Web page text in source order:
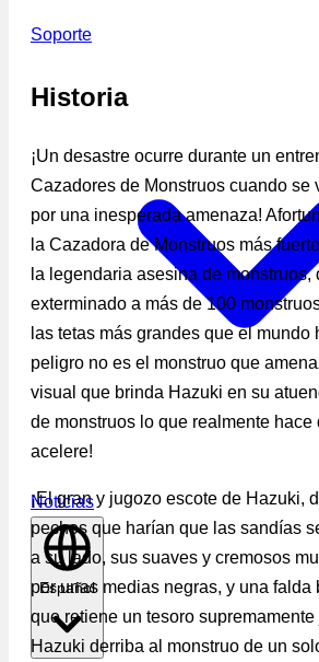
Soporte
Noticias
Español
Historia
¡Un desastre ocurre durante un
Cazadores de Monstruos cuando se
por una inesperada amenaza!
la Cazadora de Monstruos más
la legendaria asesina de monstruos,
exterminado a más de 100
las tetas más grandes que el mundo
peligro no es el monstruo que
visual que brinda Hazuki en su
de monstruos lo que realmente hace
acelere!
¡El gran y jugozo escote de Hazuki,
pechos que harían que las sandías
a su lado, sus suaves y cremosos
por unas medias negras, y una falda
que retiene un tesoro
Hazuki derriba al monstruo de un